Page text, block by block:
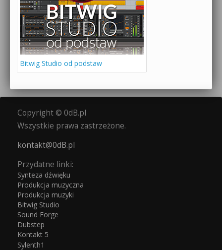
Bitwig Studio od podstaw
Copyright © 0dB.pl
Wszystkie prawa zastrzeżone.
kontakt@0dB.pl
Przydatne linki:
Synteza dźwięku
Produkcja muzyczna
Produkcja muzyki
Bitwig Studio
Sound Forge
Dubstep
Kontakt 5
Sylenth1